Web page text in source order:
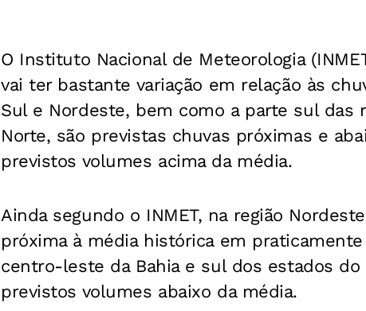
O Instituto Nacional de Meteorologia
vai ter bastante variação em relação às
Sul e Nordeste, bem como a parte sul das
Norte, são previstas chuvas próximas e
previstos volumes acima da média.
Ainda segundo o INMET, na região
próxima à média histórica em
centro-leste da Bahia e sul dos estados do
previstos volumes abaixo da média.